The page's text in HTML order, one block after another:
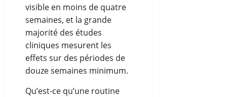
visible en moins de quatre
semaines, et la grande
majorité des études
cliniques mesurent les
effets sur des périodes de
douze semaines minimum.
Qu’est-ce qu’une routine